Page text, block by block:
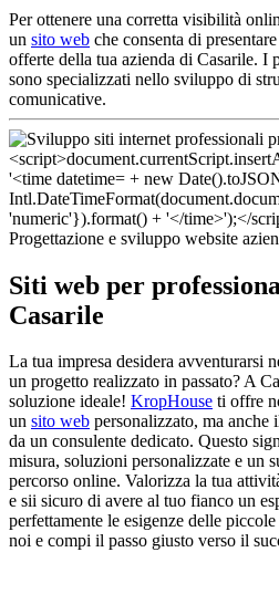
Per ottenere una corretta visibilità
un sito web che consenta di
offerte della tua azienda di Casarile. I
sono specializzati nello sviluppo di
comunicative.
Progettazione e sviluppo website
Siti web per
Casarile
La tua impresa desidera avventurarsi
un progetto realizzato in passato? A
soluzione ideale! KropHouse ti offre
un sito web personalizzato, ma
da un consulente dedicato. Questo
misura, soluzioni personalizzate e un
percorso online. Valorizza la tua
e sii sicuro di avere al tuo fianco un
perfettamente le esigenze delle
noi e compi il passo giusto verso il